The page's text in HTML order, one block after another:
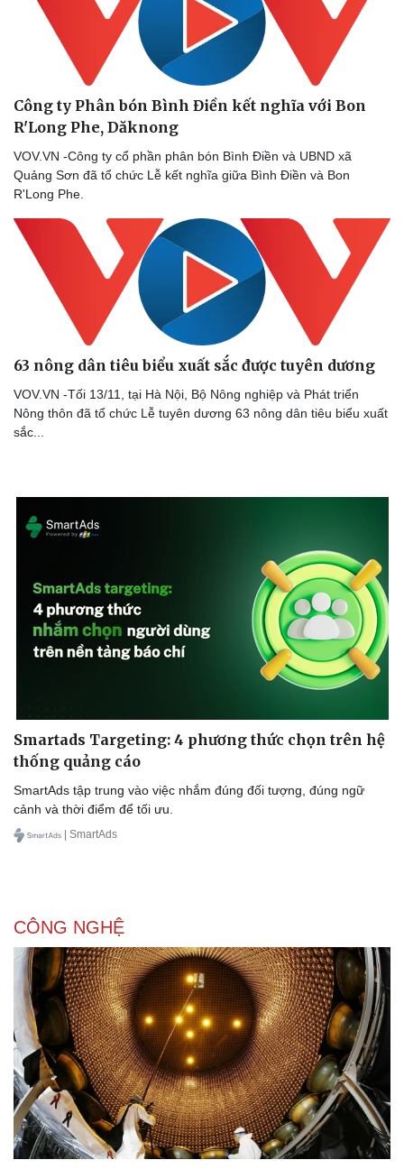
Doanh nghiệp
Thông tin doanh nghiệp
Doanh nghiệp 24h
Doanh nhân
Công nghệ
Sành điệu
Tin Công nghệ
Trải nghiệm
Công ty Phân bón Bình Điền kết nghĩa với Bon
R'Long Phe, Dăknong
VOV.VN -Công ty cổ phần phân bón Bình Điền và UBND xã
Quảng Sơn đã tổ chức Lễ kết nghĩa giữa Bình Điền và Bon
R'Long Phe.
63 nông dân tiêu biểu xuất sắc được tuyên dương
VOV.VN -Tối 13/11, tại Hà Nội, Bộ Nông nghiệp và Phát triển
Nông thôn đã tổ chức Lễ tuyên dương 63 nông dân tiêu biểu xuất
sắc...
Smartads Targeting: 4 phương thức chọn trên hệ
thống quảng cáo
SmartAds tập trung vào việc nhắm đúng đối tượng, đúng ngữ
cảnh và thời điểm để tối ưu.
| SmartAds
CÔNG NGHỆ